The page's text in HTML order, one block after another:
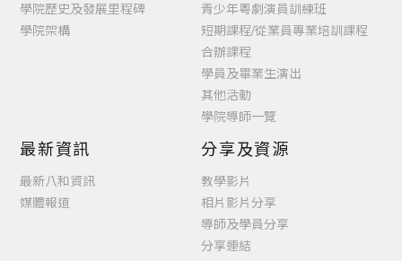
學院歷史及發展里程碑
學院架構
青少年粵劇演員訓練班
短期課程/從業員專業培訓課程
合辦課程
學員及畢業生演出
其他活動
學院導師一覽
最新資訊
最新八和資訊
媒體報道
分享及資源
教學影片
相片影片分享
導師及學員分享
分享連結